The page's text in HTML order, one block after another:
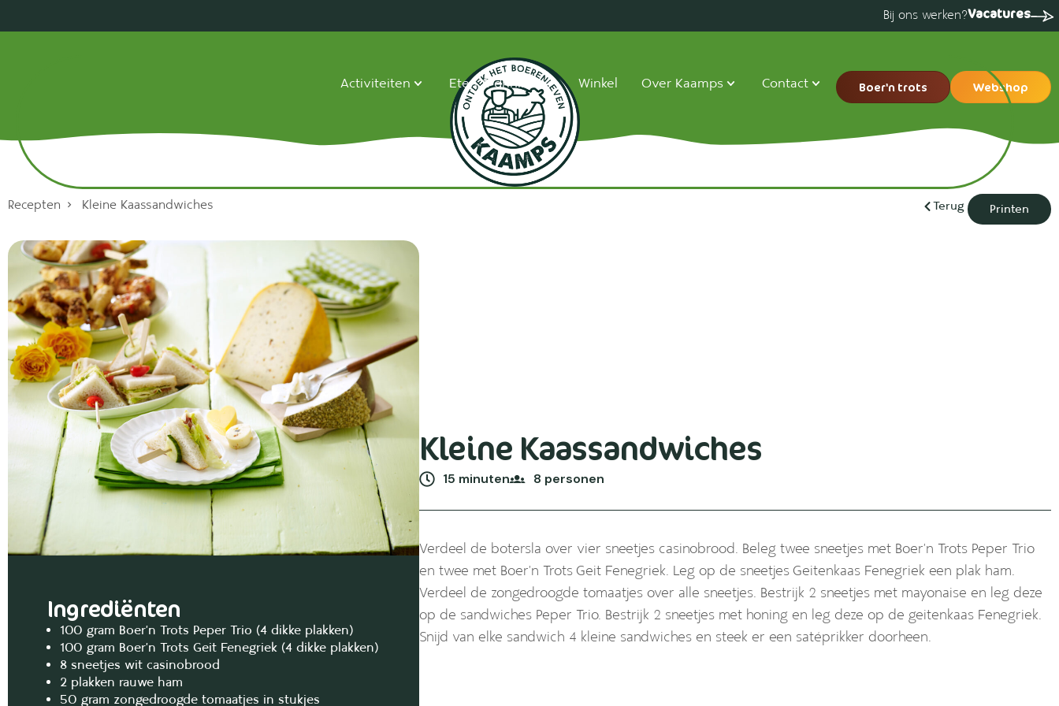
Bij ons werken?Vacatures
Activiteiten Eten & drinken Winkel Over Kaamps Contact Boer'n trots Webshop
Recepten Kleine Kaassandwiches Terug Printen
Ingrediënten
100 gram Boer’n Trots Peper Trio (4 dikke plakken)
100 gram Boer’n Trots Geit Fenegriek (4 dikke plakken)
8 sneetjes wit casinobrood
2 plakken rauwe ham
50 gram zongedroogde tomaatjes in stukjes
Kleine Kaassandwiches
15 minuten 8 personen
Verdeel de botersla over vier sneetjes casinobrood. Beleg twee sneetjes met Boer’n Trots Peper Trio
en twee met Boer’n Trots Geit Fenegriek. Leg op de sneetjes Geitenkaas Fenegriek een plak ham.
Verdeel de zongedroogde tomaatjes over alle sneetjes. Bestrijk 2 sneetjes met mayonaise en leg deze
op de sandwiches Peper Trio. Bestrijk 2 sneetjes met honing en leg deze op de geitenkaas Fenegriek.
Snijd van elke sandwich 4 kleine sandwiches en steek er een satéprikker doorheen.